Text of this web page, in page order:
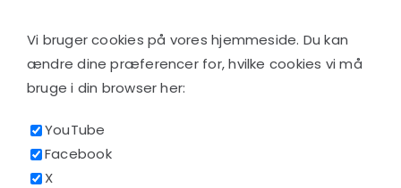
Vi bruger cookies på vores hjemmeside. Du kan
ændre dine præferencer for, hvilke cookies vi må
bruge i din browser her:
YouTube
Facebook
X